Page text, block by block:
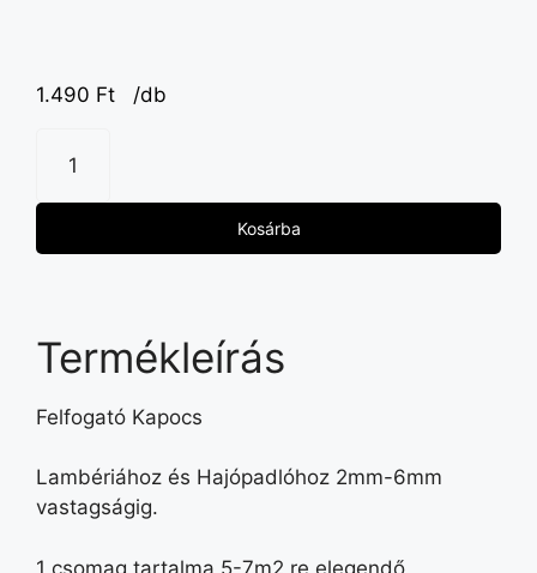
1.490 Ft /db
Kosárba
Termékleírás
Felfogató Kapocs
Lambériához és Hajópadlóhoz 2mm-6mm
vastagságig.
1 csomag tartalma 5-7m2 re elegendő